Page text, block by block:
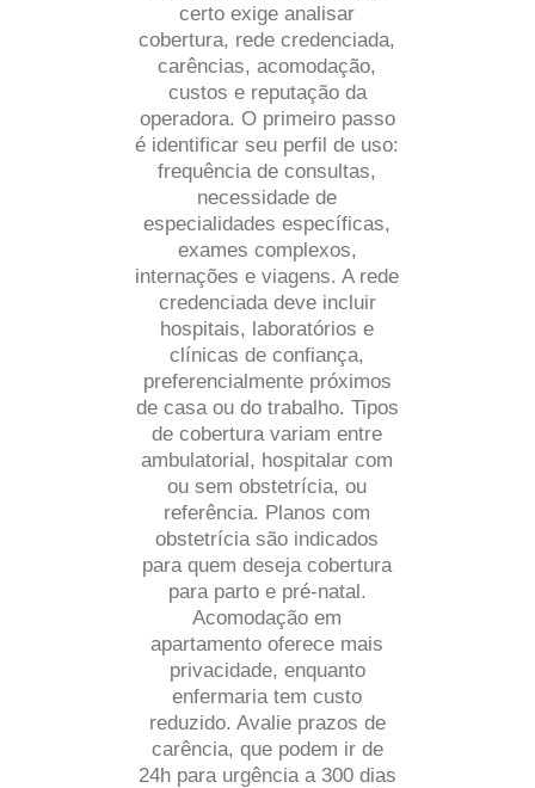
certo exige analisar
cobertura, rede credenciada,
carências, acomodação,
custos e reputação da
operadora. O primeiro passo
é identificar seu perfil de uso:
frequência de consultas,
necessidade de
especialidades específicas,
exames complexos,
internações e viagens. A rede
credenciada deve incluir
hospitais, laboratórios e
clínicas de confiança,
preferencialmente próximos
de casa ou do trabalho. Tipos
de cobertura variam entre
ambulatorial, hospitalar com
ou sem obstetrícia, ou
referência. Planos com
obstetrícia são indicados
para quem deseja cobertura
para parto e pré-natal.
Acomodação em
apartamento oferece mais
privacidade, enquanto
enfermaria tem custo
reduzido. Avalie prazos de
carência, que podem ir de
24h para urgência a 300 dias